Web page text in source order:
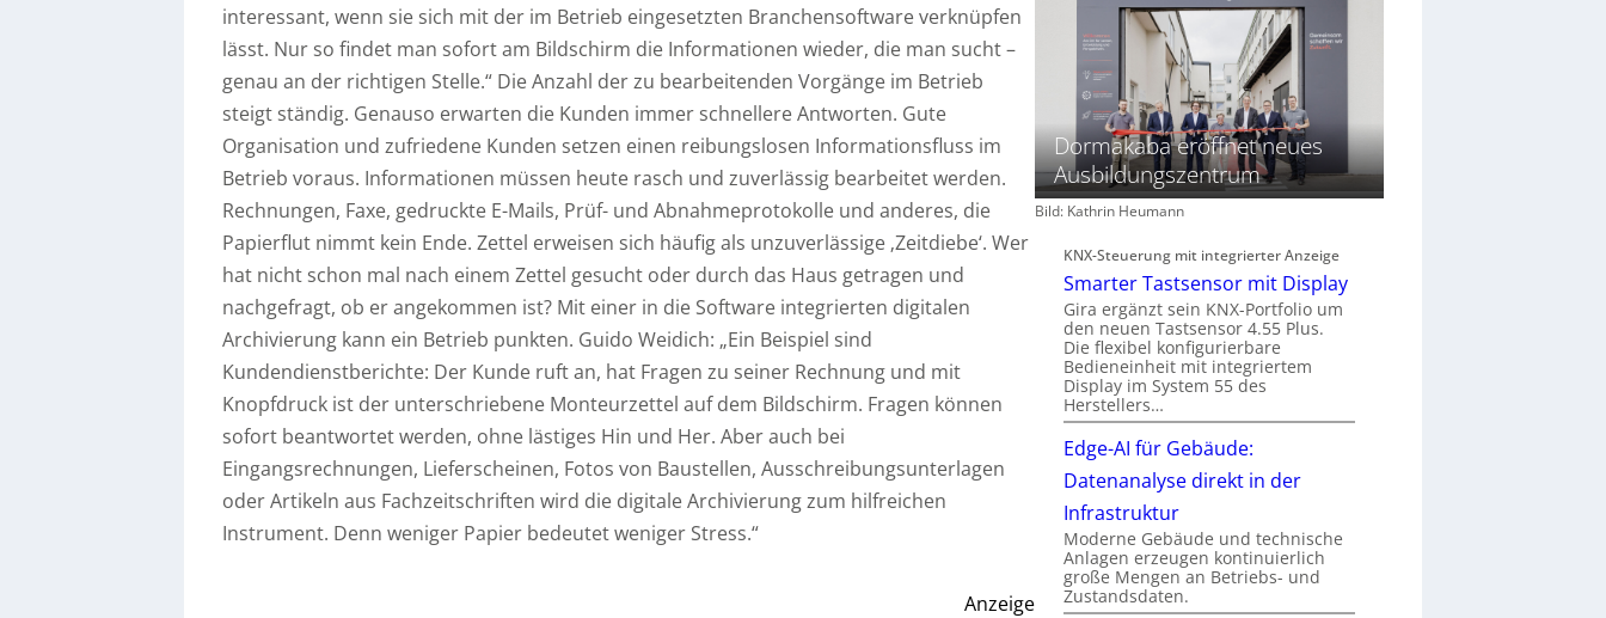
interessant, wenn sie sich mit der im Betrieb eingesetzten Branchensoftware verknüpfen
lässt. Nur so findet man sofort am Bildschirm die Informationen wieder, die man sucht –
genau an der richtigen Stelle.“ Die Anzahl der zu bearbeitenden Vorgänge im Betrieb
steigt ständig. Genauso erwarten die Kunden immer schnellere Antworten. Gute
Organisation und zufriedene Kunden setzen einen reibungslosen Informationsfluss im
Betrieb voraus. Informationen müssen heute rasch und zuverlässig bearbeitet werden.
Rechnungen, Faxe, gedruckte E-Mails, Prüf- und Abnahmeprotokolle und anderes, die
Papierflut nimmt kein Ende. Zettel erweisen sich häufig als unzuverlässige ‚Zeitdiebe‘. Wer
hat nicht schon mal nach einem Zettel gesucht oder durch das Haus getragen und
nachgefragt, ob er angekommen ist? Mit einer in die Software integrierten digitalen
Archivierung kann ein Betrieb punkten. Guido Weidich: „Ein Beispiel sind
Kundendienstberichte: Der Kunde ruft an, hat Fragen zu seiner Rechnung und mit
Knopfdruck ist der unterschriebene Monteurzettel auf dem Bildschirm. Fragen können
sofort beantwortet werden, ohne lästiges Hin und Her. Aber auch bei
Eingangsrechnungen, Lieferscheinen, Fotos von Baustellen, Ausschreibungsunterlagen
oder Artikeln aus Fachzeitschriften wird die digitale Archivierung zum hilfreichen
Instrument. Denn weniger Papier bedeutet weniger Stress.“
Anzeige
Dormakaba eröffnet neues
Ausbildungszentrum
Bild: Kathrin Heumann
KNX-Steuerung mit integrierter Anzeige
Smarter Tastsensor mit Display
Gira ergänzt sein KNX-Portfolio um
den neuen Tastsensor 4.55 Plus.
Die flexibel konfigurierbare
Bedieneinheit mit integriertem
Display im System 55 des
Herstellers…
Edge-AI für Gebäude:
Datenanalyse direkt in der
Infrastruktur
Moderne Gebäude und technische
Anlagen erzeugen kontinuierlich
große Mengen an Betriebs- und
Zustandsdaten.